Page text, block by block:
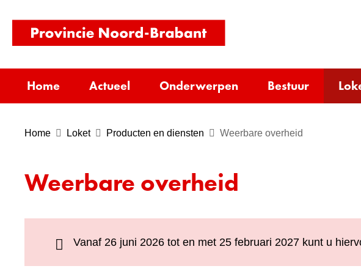
homepage)
Home Actueel Onderwerpen Bestuur
Home Loket Producten en diensten Weerbare overheid
Weerbare overheid
Vanaf 26 juni 2026 tot en met 25 februari 2027 kunt u